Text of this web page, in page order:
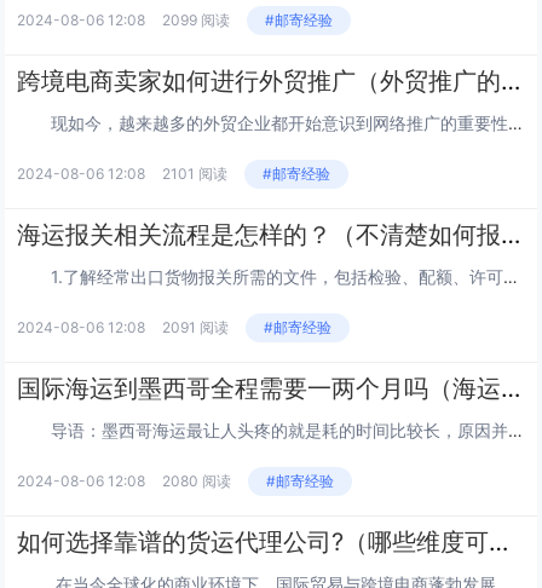
2024-08-06 12:08 2099 阅读 #邮寄经验
跨境电商卖家如何进行外贸推广（外贸推广的注意事项）
现如今，越来越多的外贸企业都开始意识到网络推广的重要性，也正是因为如此，所以才出现了很多外贸推广方式，但是要进行外贸推广的时候，也有一些细节问题需要注意。那么，进行外贸推广的时候又需要做好哪些细节问题呢?下面我们就来简单了解一下。...
2024-08-06 12:08 2101 阅读 #邮寄经验
海运报关相关流程是怎样的？（不清楚如何报关的外贸人看过来）
1.了解经常出口货物报关所需的文件，包括检验、配额、许可证和原产地证书;需要商标授权，对香港的商标产品名称出口价值超过10万美元，对其他地区的出口价值超过50万美元。核实时，必须提供外汇结算回单复印件，并加盖商会定价章。 2.填写...
2024-08-06 12:08 2091 阅读 #邮寄经验
国际海运到墨西哥全程需要一两个月吗（海运到墨西哥的注意事项）
导语：墨西哥海运最让人头疼的就是耗的时间比较长，原因并不是因为物流慢，而是手续比较多，还有就是位置比较远，超过一万公里的航线，需要穿过太平洋才能到达。除非使用空运的方式，但空运的运费偏贵，不然海运的全过程，超过1-2个月太正常了。 ...
2024-08-06 12:08 2080 阅读 #邮寄经验
如何选择靠谱的货运代理公司?（哪些维度可以考察靠谱的货代公司）